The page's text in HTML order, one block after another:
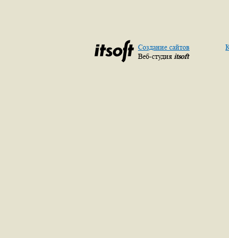
Создание сайтов
Веб-студия itsoft